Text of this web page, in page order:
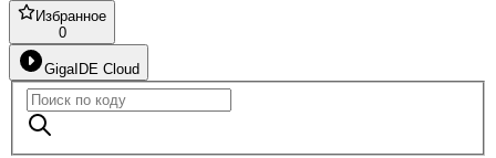
Избранное
0
GigaIDE Cloud